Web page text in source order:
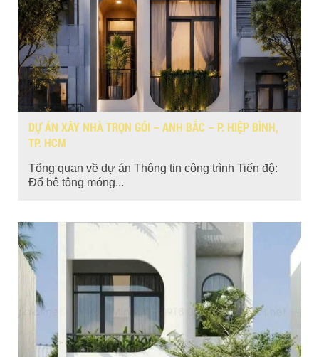
DỰ ÁN XÂY NHÀ TRỌN GÓI – ANH BẮC – P. HIỆP BÌNH,
TP. HCM
Tổng quan về dự án Thông tin công trình Tiến độ:
Đổ bê tông móng...